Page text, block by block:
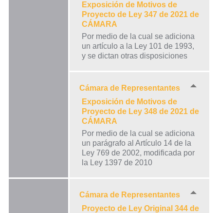
Exposición de Motivos de
Proyecto de Ley 347 de 2021 de
CÁMARA
Por medio de la cual se adiciona
un artículo a la Ley 101 de 1993,
y se dictan otras disposiciones
Cámara de Representantes
Exposición de Motivos de
Proyecto de Ley 348 de 2021 de
CÁMARA
Por medio de la cual se adiciona
un parágrafo al Artículo 14 de la
Ley 769 de 2002, modificada por
la Ley 1397 de 2010
Cámara de Representantes
Proyecto de Ley Original 344 de